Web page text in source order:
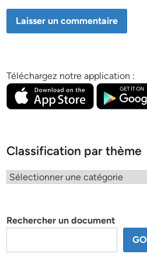
Téléchargez notre application :
Classification par thème
Classification
Rechercher un document
GO